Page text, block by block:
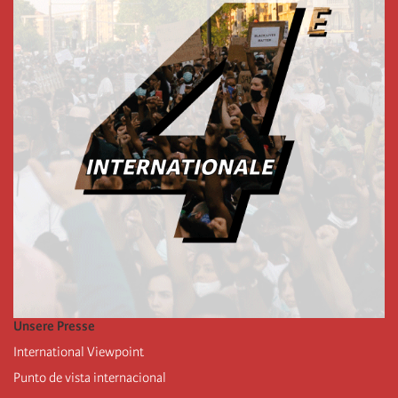
Unsere Presse
International Viewpoint
Punto de vista internacional